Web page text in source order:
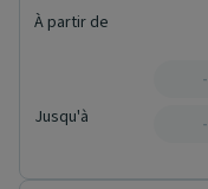
À partir de
Jusqu'à
-
-